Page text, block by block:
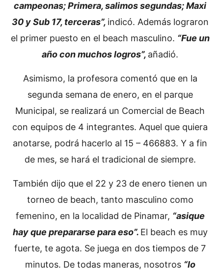
campeonas; Primera, salimos segundas; Maxi
30 y Sub 17, terceras”, indicó. Además lograron
el primer puesto en el beach masculino. “Fue un
año con muchos logros”, añadió.
Asimismo, la profesora comentó que en la
segunda semana de enero, en el parque
Municipal, se realizará un Comercial de Beach
con equipos de 4 integrantes. Aquel que quiera
anotarse, podrá hacerlo al 15 – 466883. Y a fin
de mes, se hará el tradicional de siempre.
También dijo que el 22 y 23 de enero tienen un
torneo de beach, tanto masculino como
femenino, en la localidad de Pinamar, “asique
hay que prepararse para eso”. El beach es muy
fuerte, te agota. Se juega en dos tiempos de 7
minutos. De todas maneras, nosotros “lo